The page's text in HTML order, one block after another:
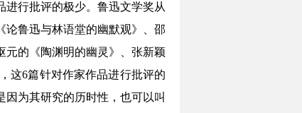
行批评的极少。鲁迅文学奖从
论鲁迅与林语堂的幽默观》、邵
的《陶渊明的幽灵》、张新颖
这6篇针对作家作品进行批评的
为其研究的历时性，也可以叫